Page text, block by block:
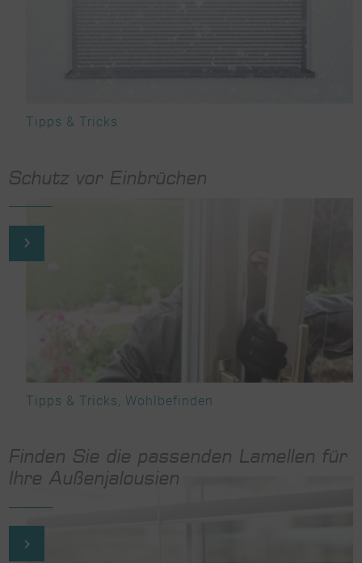
Tipps & Tricks
Tipps & Tricks Wohlbefinden
Schutz vor Einbrüchen
Finden Sie die passenden Lamellen für
Ihre Außenjalousien